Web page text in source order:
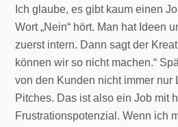
Ich glaube, es gibt kaum einen
Wort „Nein“ hört. Man hat Ideen
zuerst intern. Dann sagt der
können wir so nicht machen.“
von den Kunden nicht immer nur
Pitches. Das ist also ein Job mit
Frustrationspotenzial. Wenn ich